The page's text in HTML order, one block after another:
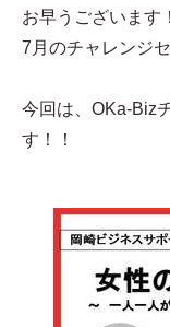
お早うございま
7月のチャレンジ
今回は、OKa-Biz
す！！